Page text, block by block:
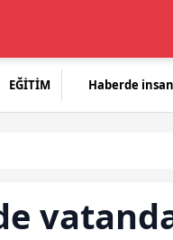
EĞİTİM Haberde insan